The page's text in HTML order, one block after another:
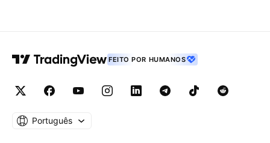
FEITO POR HUMANOS
Português